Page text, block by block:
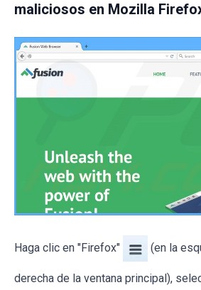
maliciosos en Mozilla
Haga clic en "Firefox" (en la
derecha de la ventana principal),